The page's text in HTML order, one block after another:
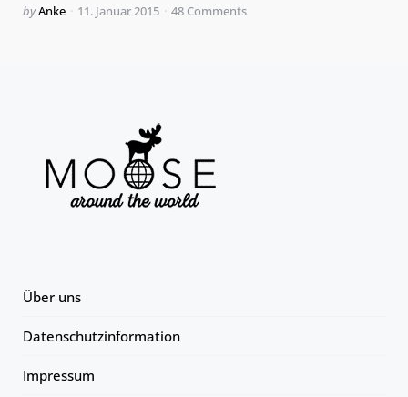
Posted
byAnke 11. Januar 2015 48 Comments
Über uns
Datenschutzinformation
Impressum